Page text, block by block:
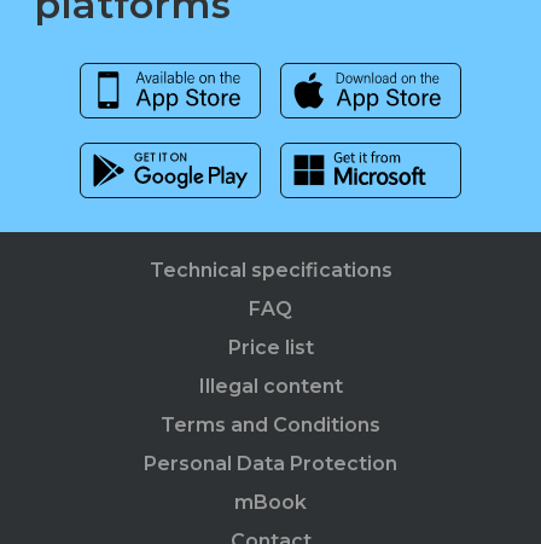
Technical specifications
FAQ
Price list
Illegal content
Terms and Conditions
Personal Data Protection
mBook